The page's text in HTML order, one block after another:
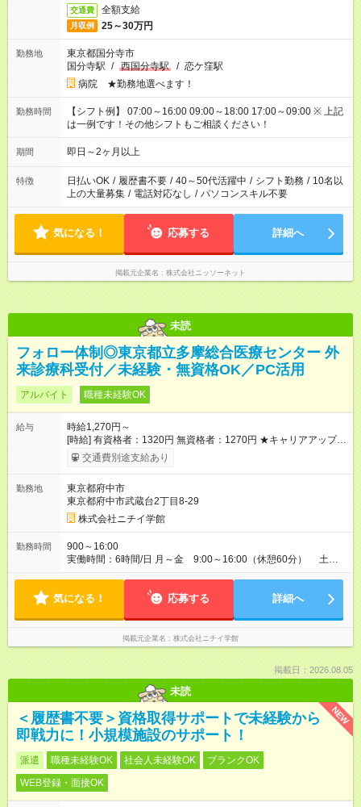
交通費 全額支給
月収例 25～30万円
勤務地
東京都国分寺市
国分寺駅 / 西国分寺駅 / 恋ケ窪駅
病院 ★勤務地選べます！
勤務時間
【シフト例】 07:00～16:00 09:00～18:00 17:00～09:00 ※ 上記
は一例です！その他シフトもご相談ください！
期間 即日～2ヶ月以上
特徴 日払いOK / 履歴書不要 / 40～50代活躍中 / シフト勤務 / 10名以
上の大量募集 / 電話対応なし / パソコンスキル不要
気になる！ 応募する 詳細へ
掲載元企業名 株式会社ニッソーネット
未読
フォロー体制◎東京都立多摩総合医療センター 外
来診療科受付／未経験・無資格OK／PC活用
アルバイト 職種未経験OK
給与
時給1,270円～
[時給] 有資格者：1320円 無資格者：1270円 ★キャリアアップ制
度あり 進級により給与がアップします！ 【試用期間】試用期間
あり 試用期間の長さ：3ヶ月 雇用形態、給与は本採用時と同じ
交通費別途支給あり
勤務地
東京都府中市
東京都府中市武蔵台2丁目8-29
株式会社ニチイ学館
勤務時間
900～16:00
実働時間：6時間/日 月～金 9:00～16:00（休憩60分） 土
曜 9:00～12:00（休憩なし） ※シフト制・月11日勤務（うち土
／月 ※社会保険加入する働き方をご希望の方は、応募時にお問
気になる！ 応募する 詳細へ
掲載元企業名 株式会社ニチイ学館
掲載日：2026.08.05
未読
NEW
＜履歴書不要＞資格取得サポートで未経験から
即戦力に！小規模施設のサポート！
派遣 職種未経験OK 社会人未経験OK
ブランクOK
WEB登録・面接OK